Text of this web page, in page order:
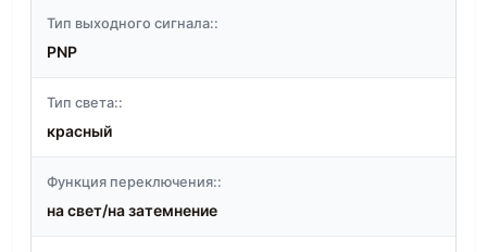
Тип выходного сигнала::
PNP
Тип света::
красный
Функция переключения::
на свет/на затемнение